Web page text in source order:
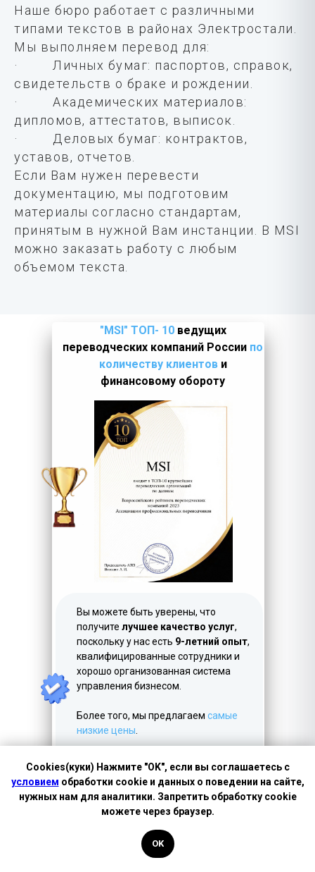
Cookies(куки) Нажмите "OK", если вы соглашаетесь с
условием обработки cookie и данных о поведении на сайте,
нужных нам для аналитики. Запретить обработку cookie
можете через браузер.
OK
Наше бюро работает с различными
типами текстов в районах Электростали.
Мы выполняем перевод для:
· Личных бумаг: паспортов, справок,
свидетельств о браке и рождении.
· Академических материалов:
дипломов, аттестатов, выписок.
· Деловых бумаг: контрактов,
уставов, отчетов.
Если Вам нужен перевести
документацию, мы подготовим
материалы согласно стандартам,
принятым в нужной Вам инстанции. В MSI
можно заказать работу с любым
объемом текста.
LET'S GO!
"MSI" ТОП- 10ведущих
переводческих компаний России по
количеству клиентови
финансовому обороту
Вы можете быть уверены, что
получите лучшее качество услуг,
поскольку у нас есть 9-летний опыт,
квалифицированные сотрудники и
хорошо организованная система
управления бизнесом.
Более того, мы предлагаем самые
низкие цены
Обращаясь к нам - вы
лучшим!
Нотариальный перевод в Электростали